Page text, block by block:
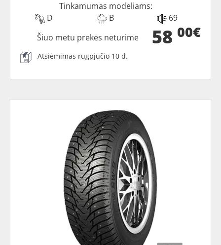
Tinkamumas modeliams:
D
B 69
58 00€
Šiuo metu prekės neturime
Atsiėmimas rugpjūčio 10 d.